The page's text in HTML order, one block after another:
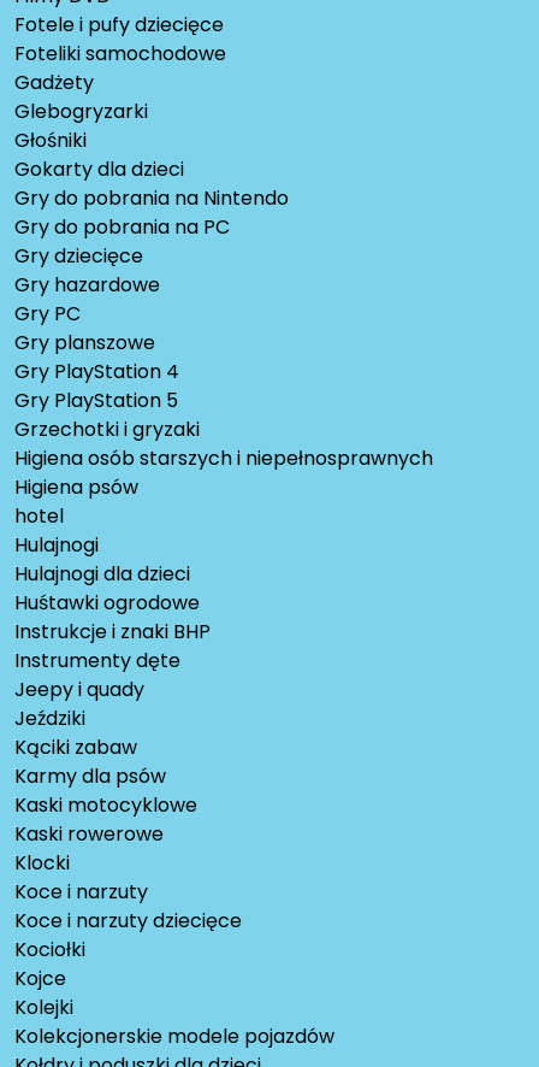
Fotele i pufy dziecięce
Foteliki samochodowe
Gadżety
Glebogryzarki
Głośniki
Gokarty dla dzieci
Gry do pobrania na Nintendo
Gry do pobrania na PC
Gry dziecięce
Gry hazardowe
Gry PC
Gry planszowe
Gry PlayStation 4
Gry PlayStation 5
Grzechotki i gryzaki
Higiena osób starszych i niepełnosprawnych
Higiena psów
hotel
Hulajnogi
Hulajnogi dla dzieci
Huśtawki ogrodowe
Instrukcje i znaki BHP
Instrumenty dęte
Jeepy i quady
Jeździki
Kąciki zabaw
Karmy dla psów
Kaski motocyklowe
Kaski rowerowe
Klocki
Koce i narzuty
Koce i narzuty dziecięce
Kociołki
Kojce
Kolejki
Kolekcjonerskie modele pojazdów